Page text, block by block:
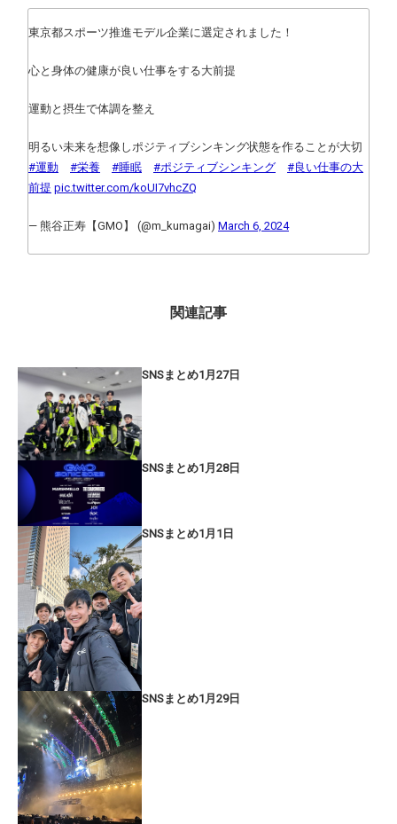
東京都スポーツ推進モデル企業に選定されました！
心と身体の健康が良い仕事をする大前提
運動と摂生で体調を整え
明るい未来を想像しポジティブシンキング状態を作ることが大切
#運動
#栄養 #睡眠 #ポジティブシンキング
#良い仕事の大
前提 pic.twitter.com/koUI7vhcZQ
— 熊谷正寿【GMO】 (@m_kumagai) March 6, 2024
関連記事
SNSまとめ1月27日
SNSまとめ1月28日
SNSまとめ1月1日
SNSまとめ1月29日